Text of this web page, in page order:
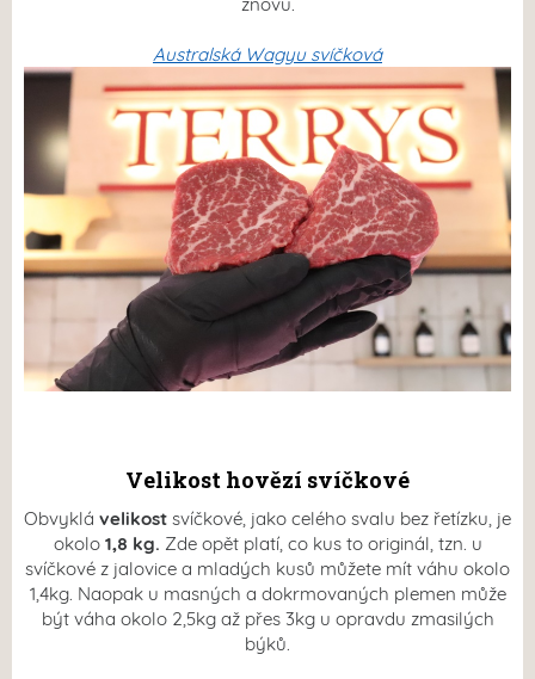
Australská Wagyu svíčková
Velikost hovězí svíčkové
Obvyklá velikost svíčkové, jako celého svalu bez řetízku, je
okolo 1,8 kg. Zde opět platí, co kus to originál, tzn. u
svíčkové z jalovice a mladých kusů můžete mít váhu okolo
1,4kg. Naopak u masných a dokrmovaných plemen může
být váha okolo 2,5kg až přes 3kg u opravdu zmasilých
býků.